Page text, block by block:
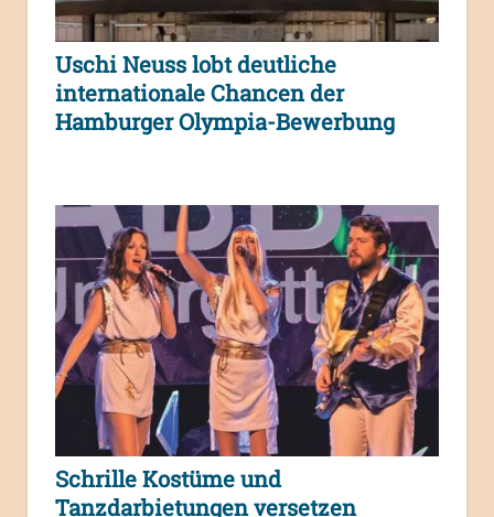
Uschi Neuss lobt deutliche
internationale Chancen der
Hamburger Olympia-Bewerbung
Schrille Kostüme und
Tanzdarbietungen versetzen